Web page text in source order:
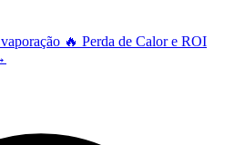
🔥 Perda de Calor e ROI